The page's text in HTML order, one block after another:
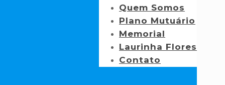
Quem Somos
Plano Mutuário
Memorial
Laurinha Flores
Contato